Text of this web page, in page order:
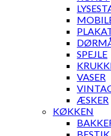
SPEJLE
VASER
ÆSKER
KØKKEN